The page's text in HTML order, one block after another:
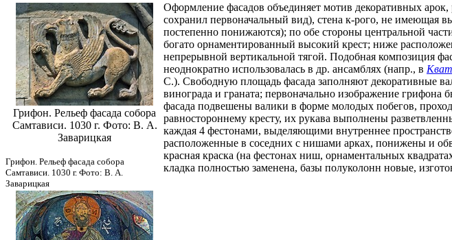
Грифон. Рельеф фасада собора
Самтависи. 1030 г. Фото: В. А.
Заварицкая
Грифон. Рельеф фасада собора
Самтависи. 1030 г. Фото: В. А.
Заварицкая
Оформление фасадов объединяет мотив декоративных
сохранил первоначальный вид), стена к-рого, не имеющая
постепенно понижаются); по обе стороны центральной
богато орнаментированный высокий крест; ниже
непрерывной вертикальной тягой. Подобная композиция
неоднократно использовалась в др. ансамблях (напр., в
С.). Свободную площадь фасада заполняют декоративные
винограда и граната; первоначально изображение
фасада подвешены валики в форме молодых побегов,
равностороннему кресту, их рукава выполнены
каждая 4 фестонами, выделяющими внутреннее
расположенные в соседних с нишами арках, понижены и
красная краска (на фестонах ниш, орнаментальных
кладка полностью заменена, базы полуколонн новые,